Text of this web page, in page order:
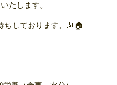
たします。
ちしております。🎻🏠